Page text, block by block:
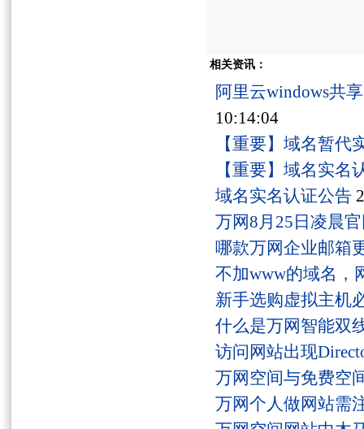
相关资讯：
阿里云windows共
10:14:04
【重要】域名暂代
【重要】域名实名
域名实名认证公告
万网8月25日凌晨
哪款万网企业邮箱
不加www的域名，
新手选购虚拟主机
什么是万网智能双
访问网站出现
万网空间与免费空
万网个人做网站需